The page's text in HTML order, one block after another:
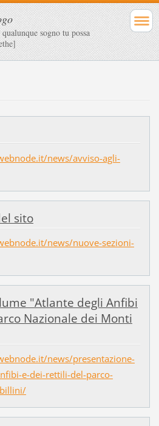
sogno tu possa
news/avviso-agli-
sito
news/nuove-sezioni-
"Atlante degli Anfibi
Nazionale dei Monti
news/presentazione-
e-dei-rettili-del-parco-